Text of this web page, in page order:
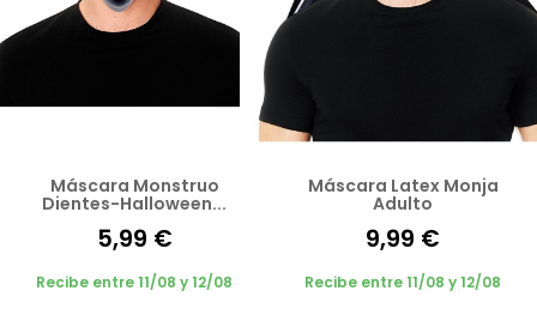
Máscara Monstruo
Dientes-Halloween...
5,99 €
Recibe entre 11/08 y 12/08
Máscara Latex Monja
Adulto
9,99 €
Recibe entre 11/08 y 12/08